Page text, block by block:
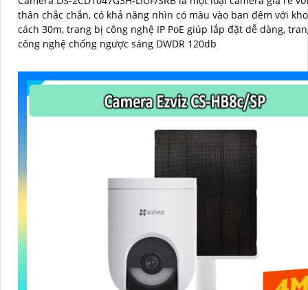
thân chắc chắn, có khả năng nhìn có màu vào ban đêm với
cách 30m, trang bị công nghệ IP PoE giúp lắp đặt dễ dàng,
công nghệ chống ngược sáng DWDR 120db